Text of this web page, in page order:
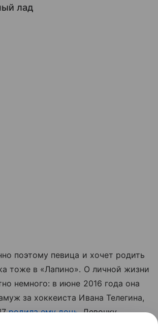
лад
поэтому певица и хочет родить
тоже в «Лапино». О личной жизни
немного: в июне 2016 года она
за хоккеиста Ивана Телегина,
родила ему дочь. Девочку